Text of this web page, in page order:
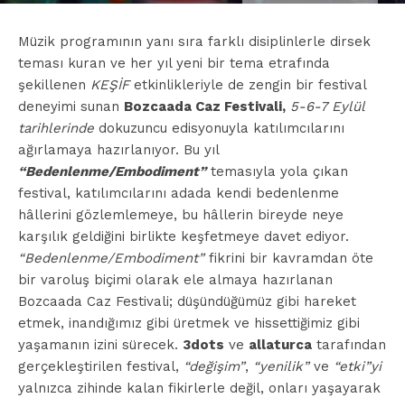
Müzik programının yanı sıra farklı disiplinlerle dirsek
teması kuran ve her yıl yeni bir tema etrafında
şekillenen KEŞİFetkinlikleriyle de zengin bir festival
deneyimi sunan Bozcaada Caz Festivali, 5-6-7 Eylül
tarihlerinde dokuzuncu edisyonuyla katılımcılarını
ağırlamaya hazırlanıyor. Bu yıl
“Bedenlenme/Embodiment”temasıyla yola çıkan
festival, katılımcılarını adada kendi bedenlenme
hâllerini gözlemlemeye, bu hâllerin bireyde neye
karşılık geldiğini birlikte keşfetmeye davet ediyor.
“Bedenlenme/Embodiment”fikrini bir kavramdan öte
bir varoluş biçimi olarak ele almaya hazırlanan
Bozcaada Caz Festivali; düşündüğümüz gibi hareket
etmek, inandığımız gibi üretmek ve hissettiğimiz gibi
yaşamanın izini sürecek. 3dots ve allaturca tarafından
gerçekleştirilen festival, “değişim”, “yenilik”ve “etki”yi
yalnızca zihinde kalan fikirlerle değil, onları yaşayarak